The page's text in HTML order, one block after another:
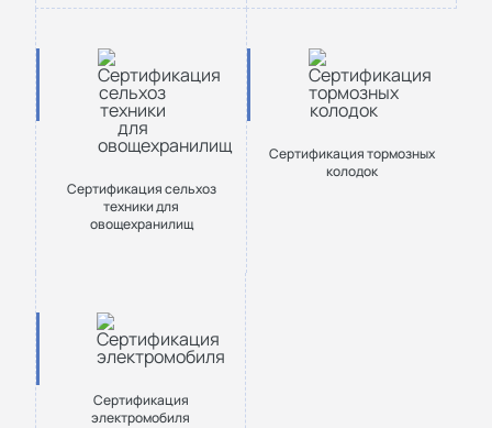
Сертификация сельхоз
техники для
овощехранилищ
Сертификация тормозных
колодок
Сертификация
электромобиля